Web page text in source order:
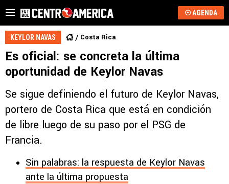
AGENDA
KEYLOR NAVAS Costa Rica
Es oficial: se concreta la última
oportunidad de Keylor Navas
Se sigue definiendo el futuro de Keylor Navas,
portero de Costa Rica que está en condición
de libre luego de su paso por el PSG de
Francia.
Sin palabras: la respuesta de Keylor Navas
ante la última propuesta